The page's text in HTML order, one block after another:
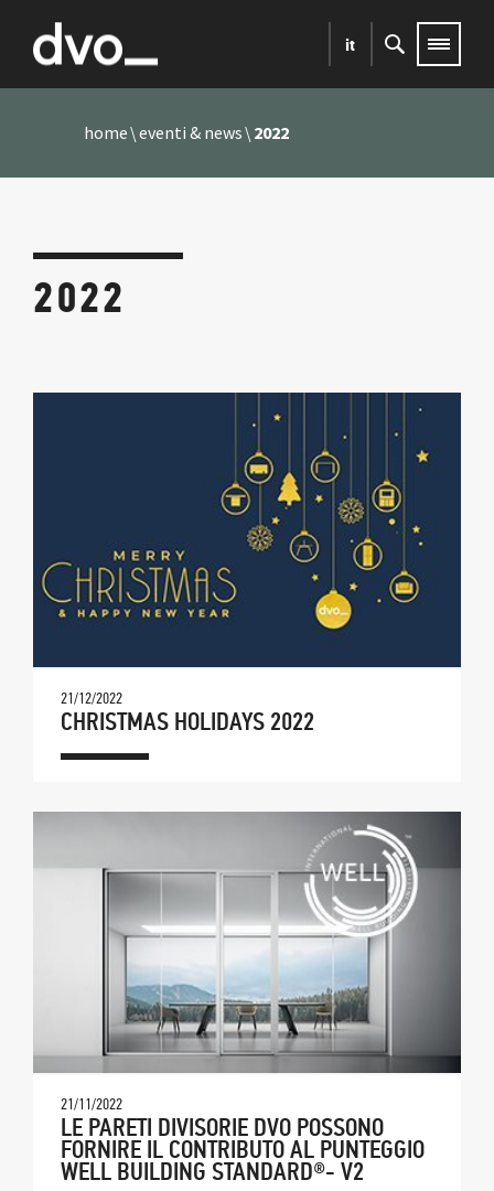
it
home eventi & news 2022
2022
21/12/2022
CHRISTMAS HOLIDAYS 2022
21/11/2022
LE PARETI DIVISORIE DVO POSSONO
FORNIRE IL CONTRIBUTO AL PUNTEGGIO
WELL BUILDING STANDARD®- V2